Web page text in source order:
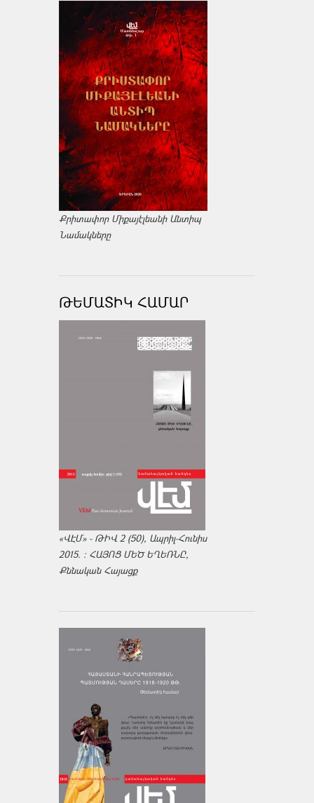
Քրիտափոր Միքայէլեանի Անտիպ
Նամակները
ԹԵՄԱՏԻԿ ՀԱՄԱՐ
«ՎԷՄ» - ԹԻՎ 2 (50), Ապրիլ-Հունիս
2015. : ՀԱՅՈՑ ՄԵԾ ԵՂԵՌՆԸ,
Քննական Հայացք